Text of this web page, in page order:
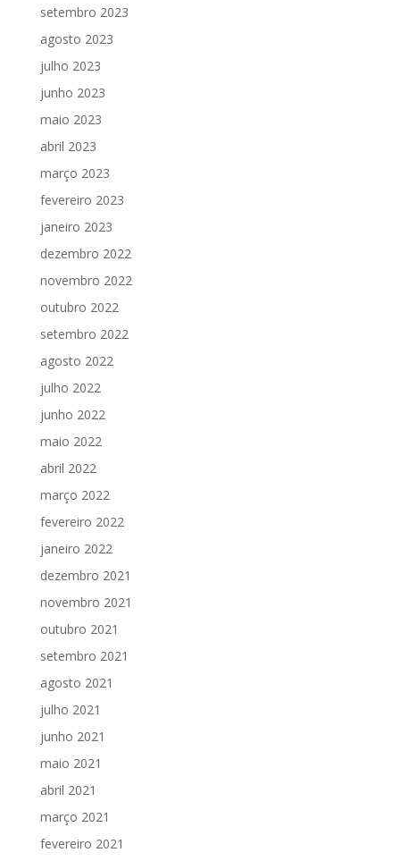
setembro 2023
agosto 2023
julho 2023
junho 2023
maio 2023
abril 2023
março 2023
fevereiro 2023
janeiro 2023
dezembro 2022
novembro 2022
outubro 2022
setembro 2022
agosto 2022
julho 2022
junho 2022
maio 2022
abril 2022
março 2022
fevereiro 2022
janeiro 2022
dezembro 2021
novembro 2021
outubro 2021
setembro 2021
agosto 2021
julho 2021
junho 2021
maio 2021
abril 2021
março 2021
fevereiro 2021